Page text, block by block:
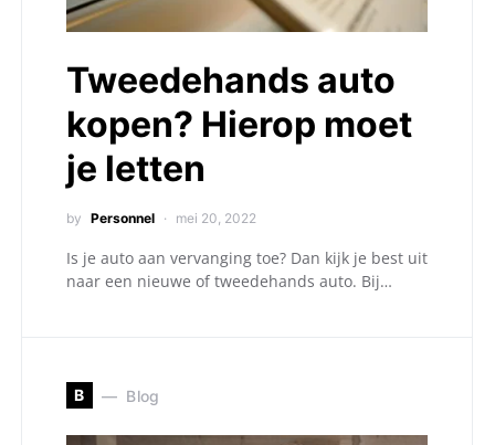
Tweedehands auto
kopen? Hierop moet
je letten
by Personnel mei 20, 2022
Is je auto aan vervanging toe? Dan kijk je best uit
naar een nieuwe of tweedehands auto. Bij…
B Blog